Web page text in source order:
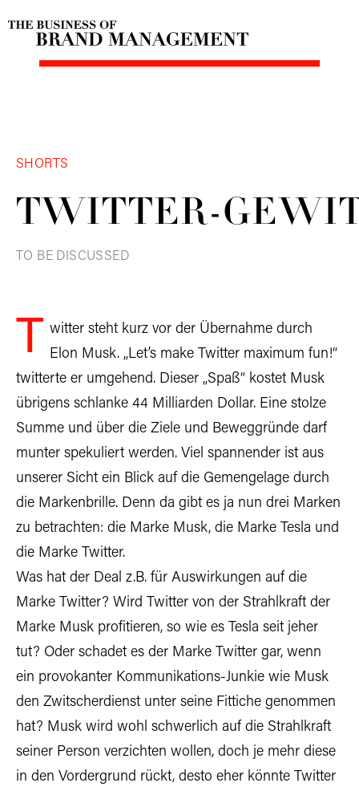
SHORTS
TWITTER-
TO BE DISCUSSED
T
witter steht kurz vor der Übernahme durch
Elon Musk. „Let’s make Twitter maximum fun!“
twitterte er umgehend. Dieser „Spaß“ kostet Musk
übrigens schlanke 44 Milliarden Dollar. Eine stolze
Summe und über die Ziele und Beweggründe darf
munter spekuliert werden. Viel spannender ist aus
unserer Sicht ein Blick auf die Gemengelage durch
die Markenbrille. Denn da gibt es ja nun drei Marken
zu betrachten: die Marke Musk, die Marke Tesla und
die Marke Twitter.
Was hat der Deal z.B. für Auswirkungen auf die
Marke Twitter? Wird Twitter von der Strahlkraft der
Marke Musk profitieren, so wie es Tesla seit jeher
tut? Oder schadet es der Marke Twitter gar, wenn
ein provokanter Kommunikations-Junkie wie Musk
den Zwitscherdienst unter seine Fittiche genommen
hat? Musk wird wohl schwerlich auf die Strahlkraft
seiner Person verzichten wollen, doch je mehr diese
in den Vordergrund rückt, desto eher könnte Twitter